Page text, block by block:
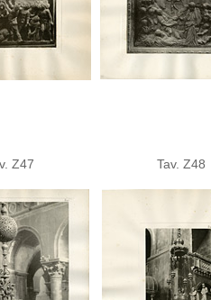
Z47 Tav. Z48